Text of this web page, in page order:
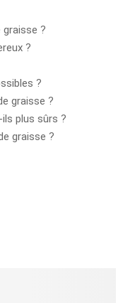
?
?
?
graisse ?
plus sûrs ?
graisse ?